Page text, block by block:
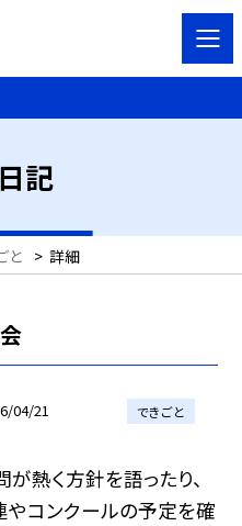
記
と > 詳細
04/21 できごと
熱く方針を語ったり、
やコンクールの予定を確